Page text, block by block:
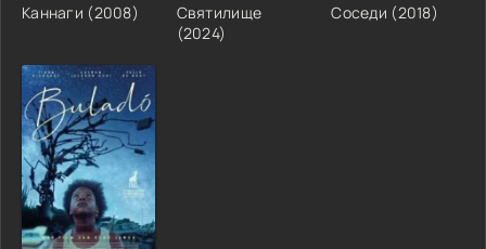
Каннаги (2008)
Святилище
(2024)
Соседи (2018)